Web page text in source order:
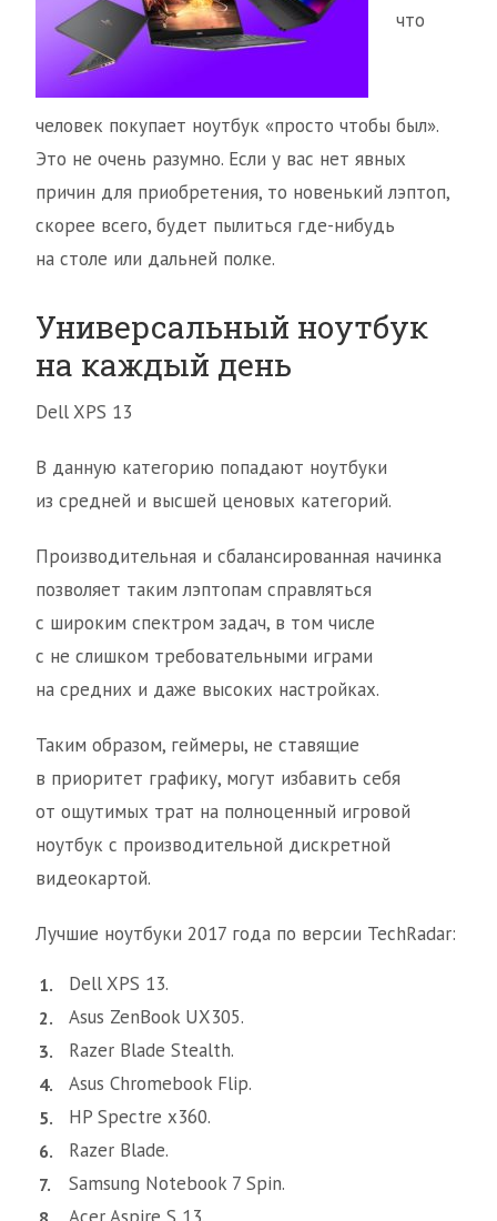
что
человек покупает ноутбук «просто чтобы был».
Это не очень разумно. Если у вас нет явных
причин для приобретения, то новенький лэптоп,
скорее всего, будет пылиться где-нибудь
на столе или дальней полке.
Универсальный ноутбук
на каждый день
Dell XPS 13
В данную категорию попадают ноутбуки
из средней и высшей ценовых категорий.
Производительная и сбалансированная начинка
позволяет таким лэптопам справляться
с широким спектром задач, в том числе
с не слишком требовательными играми
на средних и даже высоких настройках.
Таким образом, геймеры, не ставящие
в приоритет графику, могут избавить себя
от ощутимых трат на полноценный игровой
ноутбук с производительной дискретной
видеокартой.
Лучшие ноутбуки 2017 года по версии TechRadar:
Dell XPS 13.
Asus ZenBook UX305.
Razer Blade Stealth.
Asus Chromebook Flip.
HP Spectre x360.
Razer Blade.
Samsung Notebook 7 Spin.